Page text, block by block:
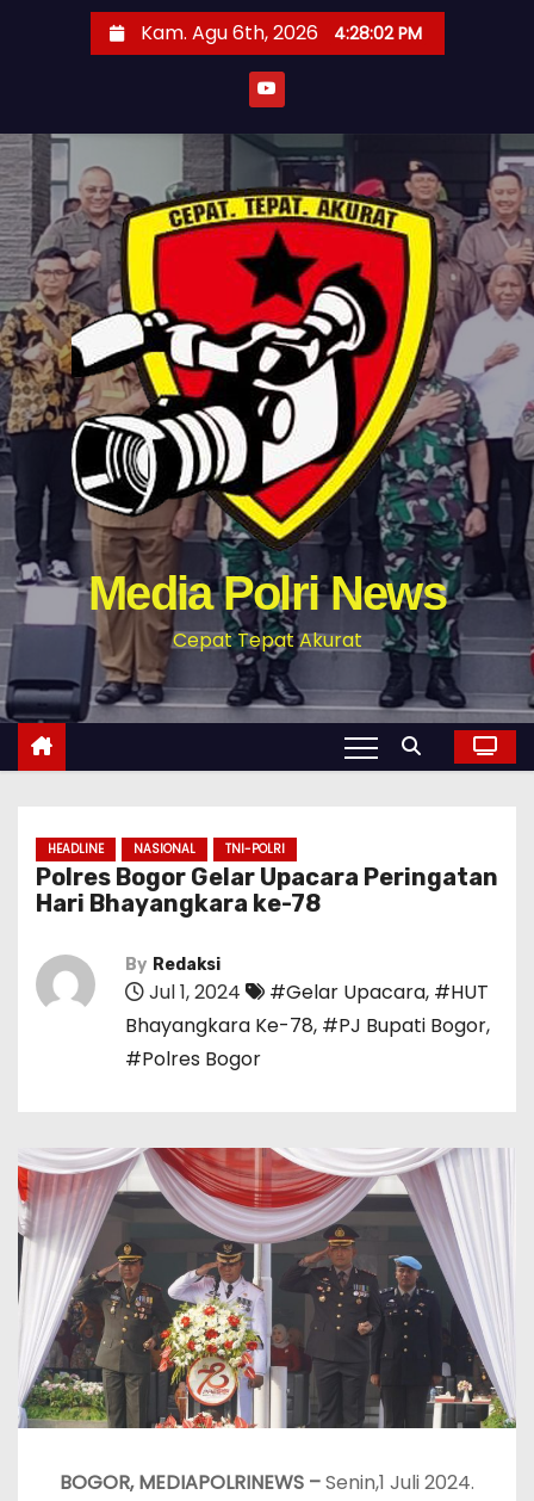
t
o
c
o
n
t
e
n
t
Kam. Agu 6th, 2026 4:28:04 PM
Media Polri News
Cepat Tepat Akurat
HEADLINE NASIONAL TNI-POLRI
Polres Bogor Gelar Upacara Peringatan
Hari Bhayangkara ke-78
By Redaksi
Jul 1, 2024 #Gelar Upacara, #HUT
Bhayangkara Ke-78, #PJ Bupati Bogor,
#Polres Bogor
BOGOR, MEDIAPOLRINEWS –Senin,1 Juli 2024.